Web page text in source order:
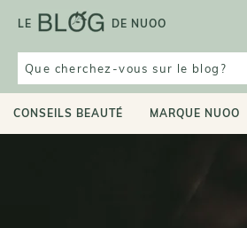
LE DE NUOO
CONSEILS BEAUTÉ MARQUE NUOO